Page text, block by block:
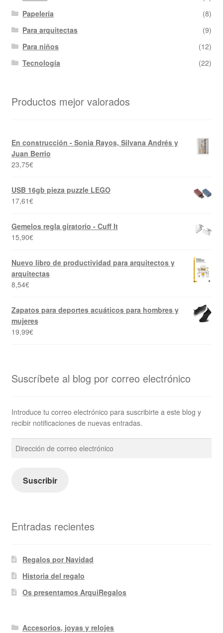
Papelería
(8)
Para arquitectas
(9)
Para niños
(12)
Tecnología
(22)
Productos mejor valorados
En construcción - Sonia Rayos, Silvana Andrés y
Juan Berrio
23,75€
USB 16gb pieza puzzle LEGO
17,61€
Gemelos regla giratorio - Cuff It
15,90€
Nuevo libro de productividad para arquitectos y
arquitectas
8,54€
Zapatos para deportes acuáticos para hombres y
mujeres
19,99€
Suscríbete al blog por correo electrónico
Introduce tu correo electrónico para suscribirte a este blog y
recibir notificaciones de nuevas entradas.
Dirección
de
electrónico
Suscribir
Entradas recientes
Regalos por Navidad
Historia del regalo
Os presentamos ArquiRegalos
Accesorios, joyas y relojes